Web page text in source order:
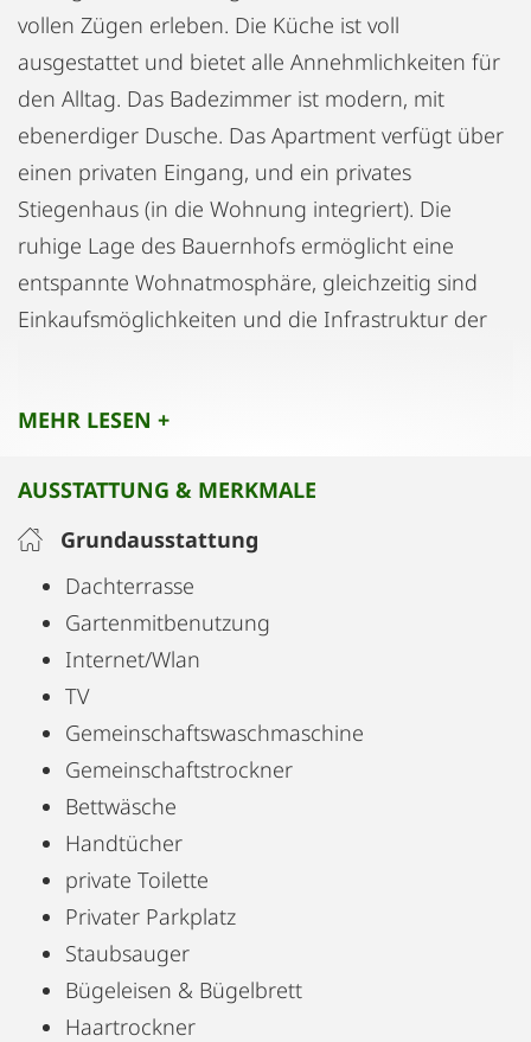
vollen Zügen erleben. Die Küche ist voll
ausgestattet und bietet alle Annehmlichkeiten für
den Alltag. Das Badezimmer ist modern, mit
ebenerdiger Dusche. Das Apartment verfügt über
einen privaten Eingang, und ein privates
Stiegenhaus (in die Wohnung integriert). Die
ruhige Lage des Bauernhofs ermöglicht eine
entspannte Wohnatmosphäre, gleichzeitig sind
Einkaufsmöglichkeiten und die Infrastruktur der
Landlebens schätzen und gleichzeitig moderne
MEHR LESEN +
AUSSTATTUNG & MERKMALE
Grundausstattung
Dachterrasse
Gartenmitbenutzung
Internet/Wlan
TV
Gemeinschaftswaschmaschine
Gemeinschaftstrockner
Bettwäsche
Handtücher
private Toilette
Privater Parkplatz
Staubsauger
Bügeleisen & Bügelbrett
Haartrockner